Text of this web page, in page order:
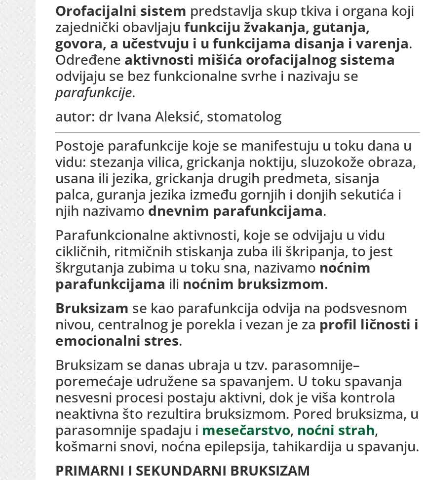
Orofacijalni sistem predstavlja skup tkiva i organa koji
zajednički obavljaju funkciju žvakanja, gutanja,
govora, a učestvuju i u funkcijama disanja i varenja.
Određene aktivnosti mišića orofacijalnog sistema
odvijaju se bez funkcionalne svrhe i nazivaju se
parafunkcije.
autor: dr Ivana Aleksić, stomatolog
Postoje parafunkcije koje se manifestuju u toku dana u
vidu: stezanja vilica, grickanja noktiju, sluzokože obraza,
usana ili jezika, grickanja drugih predmeta, sisanja
palca, guranja jezika između gornjih i donjih sekutića i
njih nazivamo dnevnim parafunkcijama.
Parafunkcionalne aktivnosti, koje se odvijaju u vidu
cikličnih, ritmičnih stiskanja zuba ili škripanja, to jest
škrgutanja zubima u toku sna, nazivamo noćnim
parafunkcijama ili noćnim bruksizmom.
Bruksizam se kao parafunkcija odvija na podsvesnom
nivou, centralnog je porekla i vezan je za profil ličnosti i
emocionalni stres.
Bruksizam se danas ubraja u tzv. parasomnije–
poremećaje udružene sa spavanjem. U toku spavanja
nesvesni procesi postaju aktivni, dok je viša kontrola
neaktivna što rezultira bruksizmom. Pored bruksizma, u
parasomnije spadaju i mesečarstvo, noćni strah,
košmarni snovi, noćna epilepsija, tahikardija u spavanju.
PRIMARNI I SEKUNDARNI BRUKSIZAM